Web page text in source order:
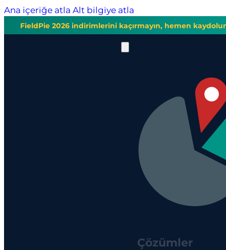
Ana içeriğe atla Alt bilgiye atla
FieldPie 2026 indirimlerini kaçırmayın, hemen
Çözümler